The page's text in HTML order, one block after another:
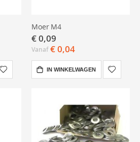
Moer M4
€ 0,09
Vanaf € 0,04
IN WINKELWAGEN